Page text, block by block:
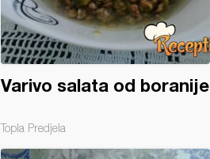
Varivo salata od boranije
Topla Predjela